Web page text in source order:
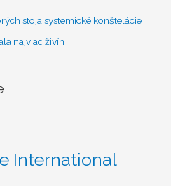
stoja systemické konštelácie
najviac živín
International